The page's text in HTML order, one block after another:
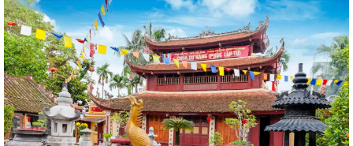
đội trưởng Ban Chỉ huy Quân sự các...
Hội Cựu chiến binh phường An Dương tổ chức sơ kết công tác Hội 6
tháng đầu năm 2026
PHƯỜNG AN DƯƠNG TỔ CHỨC HỘI NGHỊ TỔNG KẾT THI HÀNH LUẬT
QUỐC PHÒNG NĂM 2018, LUẬT DÂN QUÂN TỰ VỆ...
Trung tâm Chính trị phường An Dương khai giảng lớp bồi dưỡng lý luận